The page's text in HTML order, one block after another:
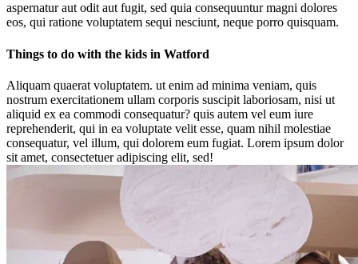
aspernatur aut odit aut fugit, sed quia consequuntur magni dolores
eos, qui ratione voluptatem sequi nesciunt, neque porro quisquam.
Things to do with the kids in Watford
Aliquam quaerat voluptatem. ut enim ad minima veniam, quis
nostrum exercitationem ullam corporis suscipit laboriosam, nisi ut
aliquid ex ea commodi consequatur? quis autem vel eum iure
reprehenderit, qui in ea voluptate velit esse, quam nihil molestiae
consequatur, vel illum, qui dolorem eum fugiat. Lorem ipsum dolor
sit amet, consectetuer adipiscing elit, sed!